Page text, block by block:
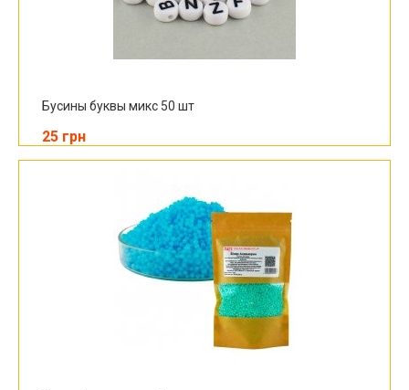
Бусины буквы микс 50 шт
25 грн